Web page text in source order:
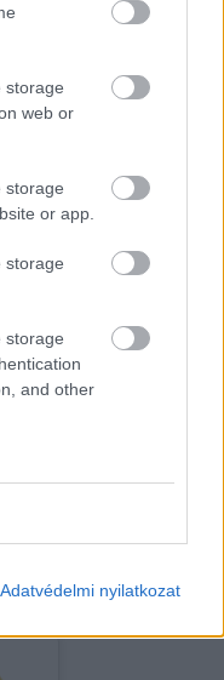
storage
web or
storage
or app.
storage
storage
and other
Adatvédelmi nyilatkozat
a
4